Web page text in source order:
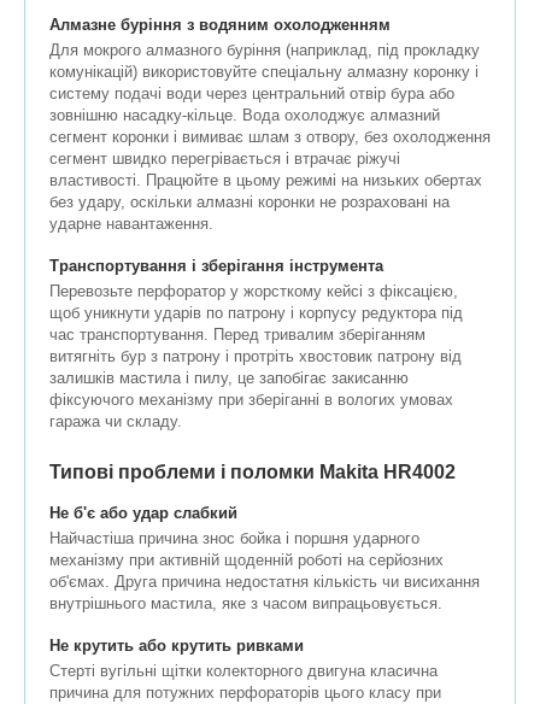
Алмазне буріння з водяним охолодженням
Для мокрого алмазного буріння (наприклад, під прокладку
комунікацій) використовуйте спеціальну алмазну коронку і
систему подачі води через центральний отвір бура або
зовнішню насадку-кільце. Вода охолоджує алмазний
сегмент коронки і вимиває шлам з отвору, без охолодження
сегмент швидко перегрівається і втрачає ріжучі
властивості. Працюйте в цьому режимі на низьких обертах
без удару, оскільки алмазні коронки не розраховані на
ударне навантаження.
Транспортування і зберігання інструмента
Перевозьте перфоратор у жорсткому кейсі з фіксацією,
щоб уникнути ударів по патрону і корпусу редуктора під
час транспортування. Перед тривалим зберіганням
витягніть бур з патрону і протріть хвостовик патрону від
залишків мастила і пилу, це запобігає закисанню
фіксуючого механізму при зберіганні в вологих умовах
гаража чи складу.
Типові проблеми і поломки Makita HR4002
Не б'є або удар слабкий
Найчастіша причина знос бойка і поршня ударного
механізму при активній щоденній роботі на серйозних
об'ємах. Друга причина недостатня кількість чи висихання
внутрішнього мастила, яке з часом випрацьовується.
Не крутить або крутить ривками
Стерті вугільні щітки колекторного двигуна класична
причина для потужних перфораторів цього класу при